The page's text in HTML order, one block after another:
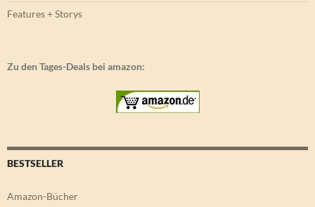
Features + Storys
Zu den Tages-Deals bei amazon:
BESTSELLER
Amazon-Bücher